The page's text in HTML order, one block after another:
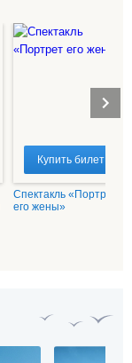
Спектакль «Портрет
его жены»
Купить билет